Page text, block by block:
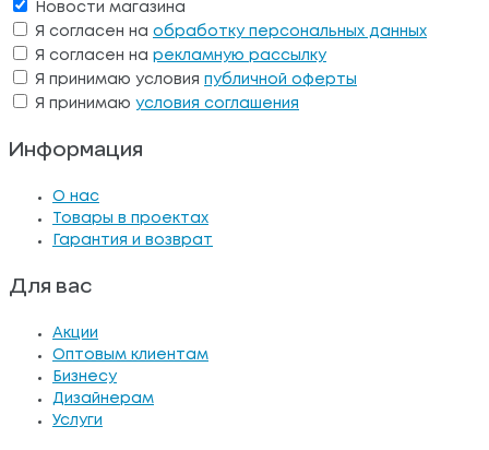
Новости магазина
Я согласен на обработку персональных данных
Я согласен на рекламную рассылку
Я принимаю условия
публичной оферты
Я принимаю условия соглашения
Информация
О нас
Товары в проектах
Гарантия и возврат
Для вас
Акции
Оптовым клиентам
Бизнесу
Дизайнерам
Услуги